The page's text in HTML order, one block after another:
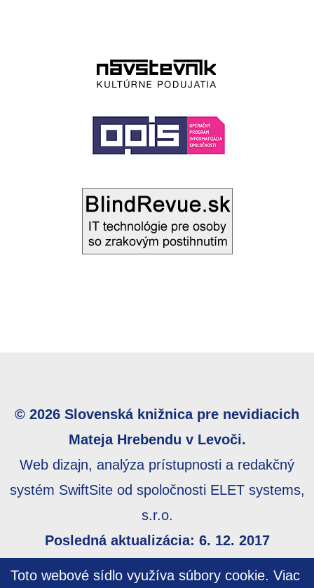
Toto webové sídlo využíva súbory cookie. Viac
© 2026 Slovenská knižnica pre nevidiacich
Mateja Hrebendu v Levoči.
Web dizajn, analýza prístupnosti a redakčný
systém SwiftSite od spoločnosti ELET systems,
s.r.o.
Posledná aktualizácia: 6. 12. 2017